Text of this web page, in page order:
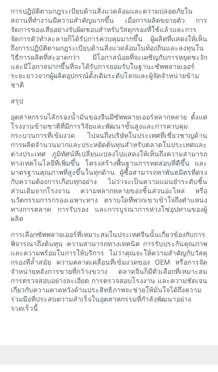
การปฏิบัติตามกฎระเบียบด้านสิ่งแวดล้อมและความปลอดภัยใน
สถานที่ทำงานมีความสำคัญมากขึ้น เมื่อการผลิตขยายตัว การ
จัดการของเสียอย่างรับผิดชอบสำหรับวัสดุกรองที่ใช้แล้วและการ
จัดการตัวทำละลายก็ได้รับการควบคุมมากขึ้น ผู้ผลิตที่แสดงให้เห็น
ถึงการปฏิบัติตามกฎระเบียบด้านสิ่งแวดล้อมในท้องถิ่นและลงทุนใน
วิธีการผลิตที่สะอาดกว่า มีโอกาสน้อยที่จะเผชิญกับการหยุดชะงัก
และมีโอกาสมากขึ้นที่จะได้รับการยอมรับในฐานะซัพพลายเออร์
ระยะยาวจากผู้ผลิตอุปกรณ์ดั้งเดิมระดับโลกและผู้จัดจำหน่ายข้าม
ชาติ
สรุป
อุตสาหกรรมไส้กรองน้ำมันของจีนมีซัพพลายเออร์หลากหลาย ตั้งแต่
โรงงานข้ามชาติที่มีการวิจัยและพัฒนาขั้นสูงและการควบคุม
กระบวนการที่เข้มงวด ไปจนถึงบริษัทในประเทศที่เชี่ยวชาญด้าน
การผลิตจำนวนมากและประหยัดต้นทุนสำหรับตลาดในประเทศและ
ต่างประเทศ ภูมิทัศน์ที่เปลี่ยนแปลงไปแสดงให้เห็นถึงความสามารถ
ทางเทคโนโลยีที่เพิ่มขึ้น โครงสร้างพื้นฐานการทดสอบที่ดีขึ้น และ
มาตรฐานคุณภาพที่สูงขึ้นในทุกด้าน ผู้ซื้อสามารถหาพันธมิตรที่ตรง
กับความต้องการเกือบทุกอย่าง ไม่ว่าจะเป็นความแม่นยำระดับชิ้น
ส่วนเดิมจากโรงงาน ความหลากหลายของชิ้นส่วนอะไหล่ หรือ
นวัตกรรมการกรองเฉพาะทาง ตราบใดที่พวกเขาเข้าใจถึงตำแหน่ง
ทางการตลาด การรับรอง และการบูรณาการห่วงโซ่อุปทานของผู้
ผลิต
การเลือกซัพพลายเออร์ที่เหมาะสมในประเทศจีนนั้นเกี่ยวข้องกับการ
พิจารณาถึงต้นทุน ความสามารถทางเทคนิค การรับประกันคุณภาพ
และความพร้อมในการให้บริการ ไม่ว่าคุณจะให้ความสำคัญกับวัสดุ
กรองที่ล้ำสมัย ความคลาดเคลื่อนที่เข้มงวดของ OEM หรือการจัด
จำหน่ายหลังการขายที่กว้างขวาง ตลาดจีนก็มีตัวเลือกที่เหมาะสม
การตรวจสอบอย่างละเอียด การตรวจสอบโรงงาน และความชัดเจน
เกี่ยวกับความคาดหวังด้านประสิทธิภาพจะช่วยให้มั่นใจได้ถึงความ
ร่วมมือที่ประสบความสำเร็จในอุตสาหกรรมที่กำลังพัฒนาอย่าง
รวดเร็วนี้